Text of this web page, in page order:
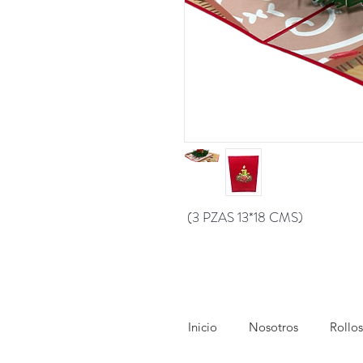
(3 PZAS 13*18 CMS)
Inicio Nosotros Rollos